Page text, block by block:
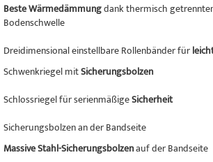
Beste Wärmedämmungdank thermisch
Bodenschwelle
Dreidimensional einstellbare Rollenbänder für
Schwenkriegel mitSicherungsbolzen
Schlossriegel für serienmäßigeSicherheit
Sicherungsbolzen an der Bandseite
Massive Stahl-Sicherungsbolzenauf der Bandseite